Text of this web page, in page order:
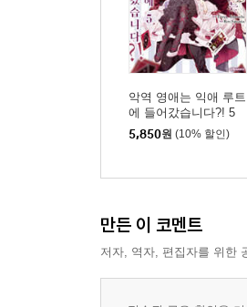
악역 영애는 익애 루트
에 들어갔습니다?! 5
5,850원 (10% 할인)
만든 이 코멘트
저자, 역자, 편집자를 위한